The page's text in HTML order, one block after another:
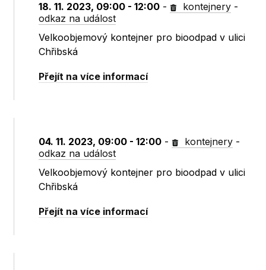
18. 11. 2023, 09:00 - 12:00 - kontejnery -
odkaz na událost
Velkoobjemový kontejner pro bioodpad v ulici
Chřibská
Přejít na více informací
04. 11. 2023, 09:00 - 12:00 - kontejnery -
odkaz na událost
Velkoobjemový kontejner pro bioodpad v ulici
Chřibská
Přejít na více informací